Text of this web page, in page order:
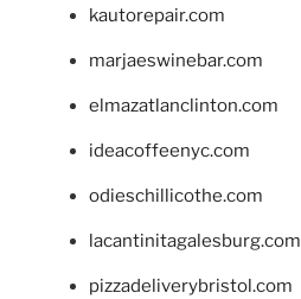
kautorepair.com
marjaeswinebar.com
elmazatlanclinton.com
ideacoffeenyc.com
odieschillicothe.com
lacantinitagalesburg.com
pizzadeliverybristol.com